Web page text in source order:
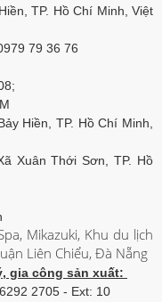
TP. Hồ Chí Minh, Việt
79 36 76
Hiền, TP. Hồ Chí Minh,
Xuân Thới Sơn, TP. Hồ
Mikazuki, Khu du lịch
Liên Chiểu, Đà Nẵng
gia công sản xuất:
2705 - Ext: 10